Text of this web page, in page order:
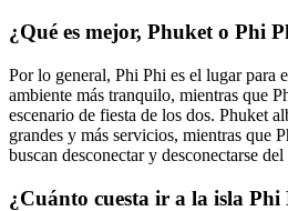
¿Qué es mejor, Phuket o Phi
Por lo general, Phi Phi es el lugar para
ambiente más tranquilo, mientras que
escenario de fiesta de los dos. Phuket
grandes y más servicios, mientras que
buscan desconectar y desconectarse
¿Cuánto cuesta ir a la isla Phi